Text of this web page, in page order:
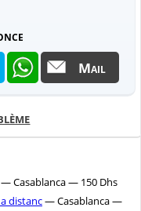
Mail
— Casablanca — 150 Dhs
distanc— Casablanca —